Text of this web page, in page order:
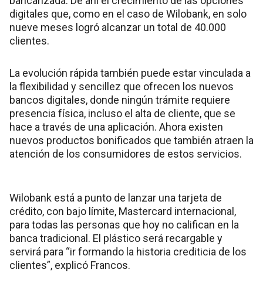
digitales que, como en el caso de Wilobank, en solo
nueve meses logró alcanzar un total de 40.000
clientes.
La evolución rápida también puede estar vinculada a
la flexibilidad y sencillez que ofrecen los nuevos
bancos digitales, donde ningún trámite requiere
presencia física, incluso el alta de cliente, que se
hace a través de una aplicación. Ahora existen
nuevos productos bonificados que también atraen la
atención de los consumidores de estos servicios.
Wilobank está a punto de lanzar una tarjeta de
crédito, con bajo límite, Mastercard internacional,
para todas las personas que hoy no califican en la
banca tradicional. El plástico será recargable y
servirá para “ir formando la historia crediticia de los
clientes”, explicó Francos.